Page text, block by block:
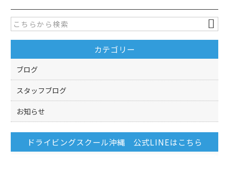
e
b
o
o
k
er
カテゴリー
ブログ
スタッフブログ
お知らせ
ドライビングスクール沖縄 公式LINEはこちら